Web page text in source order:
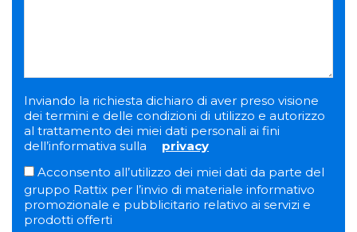
Inviando la richiesta dichiaro di aver preso visione
dei termini e delle condizioni di utilizzo e autorizzo
al trattamento dei miei dati personali ai fini
dell’informativa sulla
privacy
Acconsento all’utilizzo dei miei dati da parte del
gruppo Rattix per l’invio di materiale informativo
promozionale e pubblicitario relativo ai servizi e
prodotti offerti